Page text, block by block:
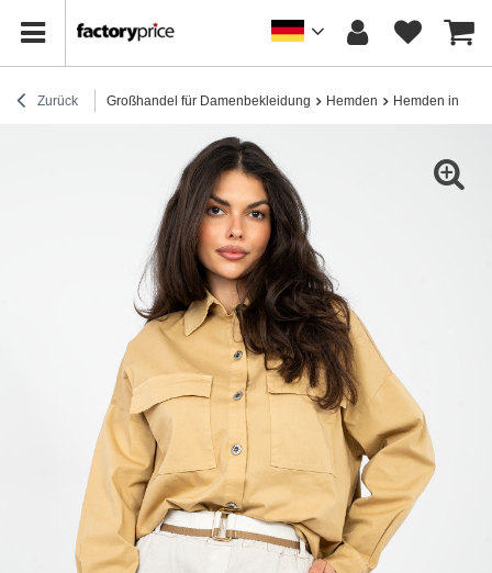
Zurück Großhandel für Damenbekleidung Hemden Hemden in